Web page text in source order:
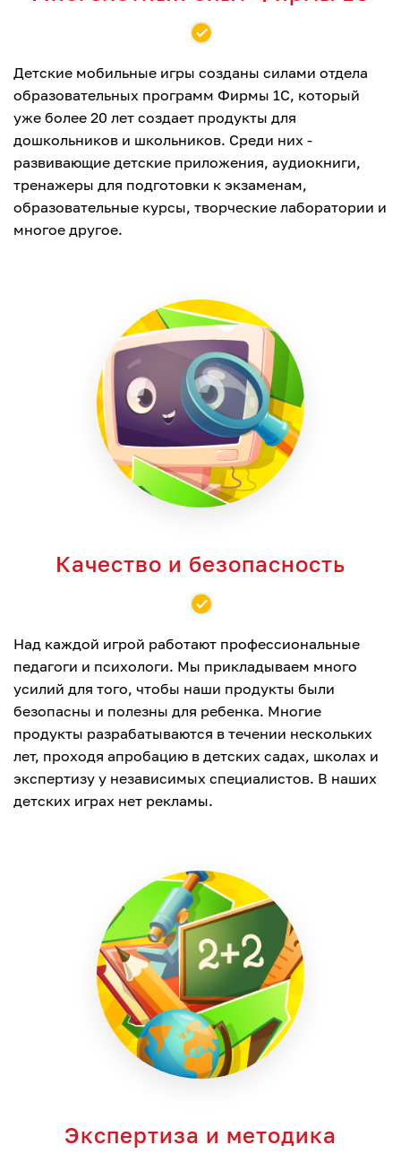
Детские мобильные игры созданы силами отдела
образовательных программ Фирмы 1С, который
уже более 20 лет создает продукты для
дошкольников и школьников. Среди них -
развивающие детские приложения, аудиокниги,
тренажеры для подготовки к экзаменам,
образовательные курсы, творческие лаборатории и
многое другое.
Качество и безопасность
Над каждой игрой работают профессиональные
педагоги и психологи. Мы прикладываем много
усилий для того, чтобы наши продукты были
безопасны и полезны для ребенка. Многие
продукты разрабатываются в течении нескольких
лет, проходя апробацию в детских садах, школах и
экспертизу у независимых специалистов. В наших
детских играх нет рекламы.
Экспертиза и методика